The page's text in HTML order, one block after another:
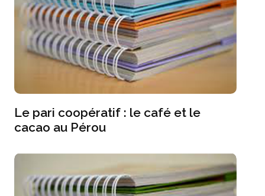
Le pari coopératif : le café et le
cacao au Pérou